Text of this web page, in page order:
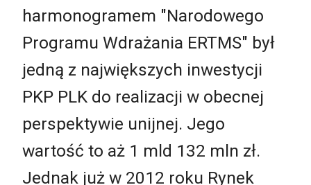
harmonogramem "Narodowego
Programu Wdrażania ERTMS" był
jedną z największych inwestycji
PKP PLK do realizacji w obecnej
perspektywie unijnej. Jego
wartość to aż 1 mld 132 mln zł.
Jednak już w 2012 roku Rynek